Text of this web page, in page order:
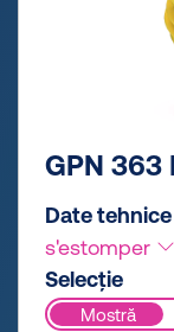
GPN 363
Date tehnice
s'estomper
Selecție
Mostră